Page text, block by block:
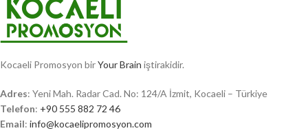
Kocaeli Promosyon birYour Brain iştirakidir.
Adres: Yeni Mah. Radar Cad. No: 124/A İzmit, Kocaeli – Türkiye
Telefon: +90 555 882 72 46
Email: info@kocaelipromosyon.com